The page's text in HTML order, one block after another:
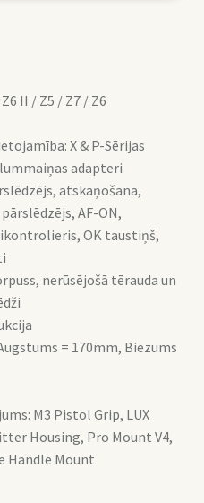
II / Z5 / Z7 / Z6
X & P-Sērijas
adapteri
atskaņošana,
AF-ON,
OK taustiņš,
nerūsējošā tērauda un
= 170mm, Biezums
M3 Pistol Grip, LUX
Housing, Pro Mount V4,
Handle Mount